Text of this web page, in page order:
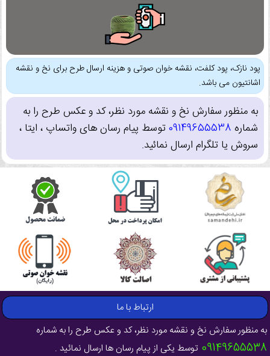
پود نازک، پود کلفت، نقشه خوان صوتی و هزینه ارسال طرح برای نخ و نقشه
اشانتیون می باشد.
به منظور سفارش نخ و نقشه مورد نظر، کد و عکس طرح را به
شماره 09149655538توسط پیام رسان های واتساپ ، ایتا ،
سروش یا تلگرام ارسال نمائید.
ارتباط با ما
به منظور سفارش نخ و نقشه مورد نظر، کد و عکس طرح را به شماره
09149655538 توسط یکی از پیام رسان ها ارسال نمائید .